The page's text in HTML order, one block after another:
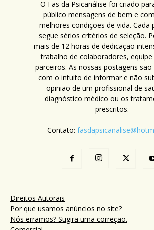
O Fãs da Psicanálise foi criado
público mensagens de bem e
melhores condições de vida. Cada
segue sérios critérios de seleção.
mais de 12 horas de dedicação
trabalho de colaboradores, equipe
parceiros. As nossas postagens são
com o intuito de informar e não
opinião de um profissional de
diagnóstico médico ou os
prescritos.
Contato:
Direitos Autorais
Por que usamos anúncios no site?
Nós erramos? Sugira uma correção.